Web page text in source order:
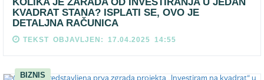
KVADRAT STANA? ISPLATI SE, OVO JE
DETALJNA RAČUNICA
TEKST OBJAVLJEN: 17.04.2025 14:55
BIZNIS